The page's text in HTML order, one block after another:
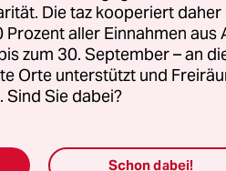
bestätigt. Zwei
mussten neue
Anwärter im
durchgefallen
Die taz kooperiert daher
Prozent aller Einnahmen aus
zum 30. September – an
Orte unterstützt und
Sind Sie dabei?
Schon dabei!